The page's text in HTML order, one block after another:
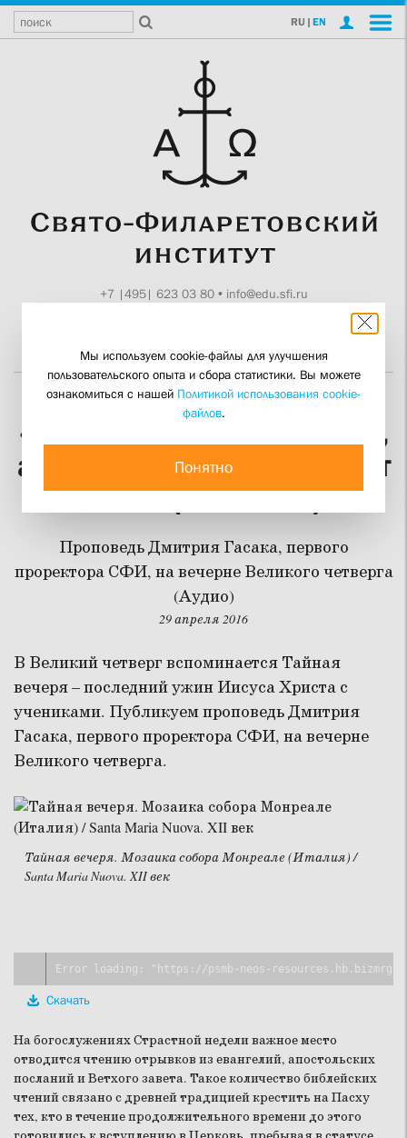
RU | EN
+7 |495| 623 03 80• info@edu.sfi.ru
«Я только слышал о Тебе,
а теперь мои глаза видят
Тебя» (Иов 42:5)
Проповедь Дмитрия Гасака, первого
проректора СФИ, на вечерне Великого четверга
(Аудио)
29 апреля 2016
В Великий четверг вспоминается Тайная
вечеря – последний ужин Иисуса Христа с
учениками. Публикуем проповедь Дмитрия
Гасака, первого проректора СФИ, на вечерне
Великого четверга.
Тайная вечеря. Мозаика собора Монреале (Италия) /
Santa Maria Nuova. XII век
Скачать
На богослужениях Страстной недели важное место
отводится чтению отрывков из евангелий, апостольских
посланий и Ветхого завета. Такое количество библейских
чтений связано с древней традицией крестить на Пасху
тех, кто в течение продолжительного времени до этого
Мы используем cookie-файлы для улучшения
пользовательского опыта и сбора статистики. Вы можете
ознакомиться с нашей Политикой использования cookie-
файлов.
Понятно